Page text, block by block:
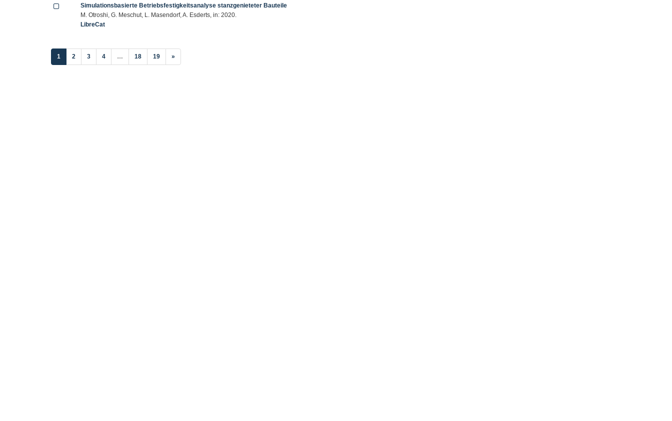
Simulationsbasierte Betriebsfestigkeitsanalyse stanzgenieteter Bauteile
M. Otroshi, G. Meschut, L. Masendorf, A. Esderts, in: 2020.
LibreCat
1 (current)
2 3 4 … 18 19 »